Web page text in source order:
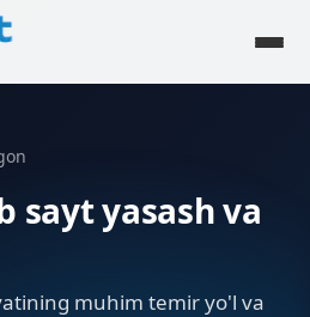
sayt yasash va
muhim temir yo'l va